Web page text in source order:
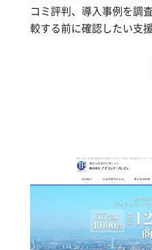
コミ評判、導入事例を調
較する前に確認したい支